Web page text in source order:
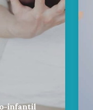
infantil